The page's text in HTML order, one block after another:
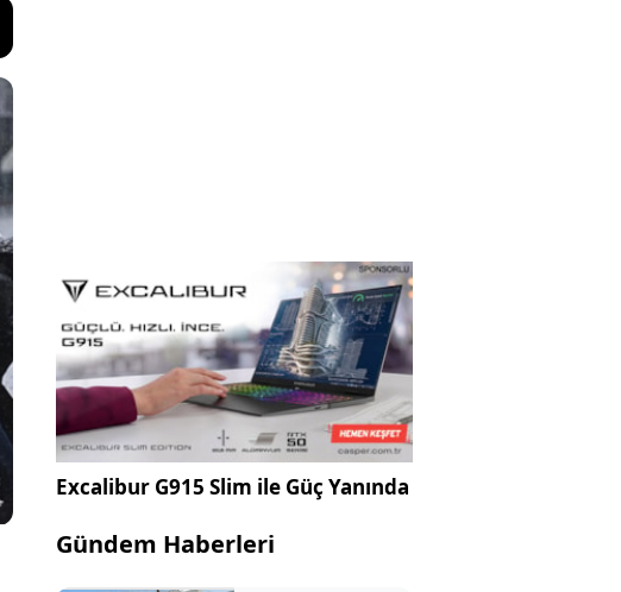
Excalibur G915 Slim ile Güç Yanında
Gündem Haberleri